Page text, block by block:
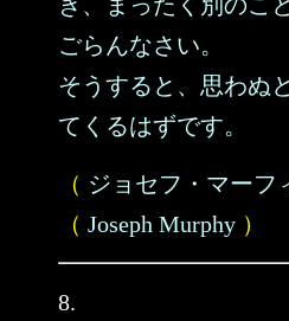
ごらんなさい。
そうすると、思わぬ
てくるはずです。
（ ジョセフ・マーフ
（ Joseph Murphy ）
8.